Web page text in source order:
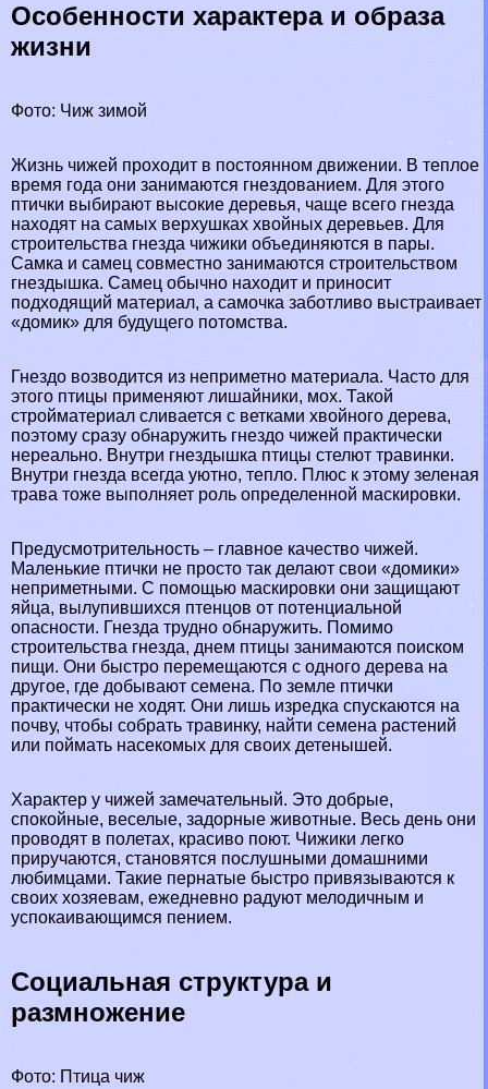
Особенности хаpaктера и образа
жизни
Фото: Чиж зимой
Жизнь чижей проходит в постоянном движении. В теплое
время года они занимаются гнездованием. Для этого
птички выбирают высокие деревья, чаще всего гнезда
находят на самых верхушках хвойных деревьев. Для
строительства гнезда чижики объединяются в пары.
Самка и самец совместно занимаются строительством
гнездышка. Самец обычно находит и приносит
подходящий материал, а самочка заботливо выстраивает
«домик» для будущего потомства.
Гнездо возводится из неприметно материала. Часто для
этого птицы применяют лишайники, мох. Такой
стройматериал сливается с ветками хвойного дерева,
поэтому сразу обнаружить гнездо чижей пpaктически
нереально. Внутри гнездышка птицы стелют травинки.
Внутри гнезда всегда уютно, тепло. Плюс к этому зеленая
трава тоже выполняет роль определенной маскировки.
Предусмотрительность – главное качество чижей.
Маленькие птички не просто так делают свои «домики»
неприметными. С помощью маскировки они защищают
яйца, вылупившихся птенцов от потенциальной
опасности. Гнезда трудно обнаружить. Помимо
строительства гнезда, днем птицы занимаются поиском
пищи. Они быстро перемещаются с одного дерева на
другое, где добывают семена. По земле птички
пpaктически не ходят. Они лишь изредка спускаются на
почву, чтобы собрать травинку, найти семена растений
или поймать насекомых для своих детенышей.
Хаpaктер у чижей замечательный. Это добрые,
спокойные, веселые, задорные животные. Весь день они
проводят в полетах, красиво поют. Чижики легко
приручаются, становятся послушными домашними
любимцами. Такие пернатые быстро привязываются к
своих хозяевам, ежедневно радуют мелодичным и
успокаивающимся пением.
Социальная структура и
размножение
Фото: Птица чиж